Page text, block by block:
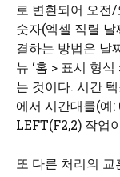
로 변환되어 오전
숫자(엑셀 직렬
결하는 방법은 날
뉴 ‘홈 > 표시 형
는 것이다. 시간
에서 시간대를(예
LEFT(F2,2) 작업
또 다른 처리의